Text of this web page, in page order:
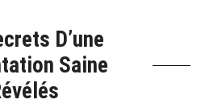
D’une
Saine